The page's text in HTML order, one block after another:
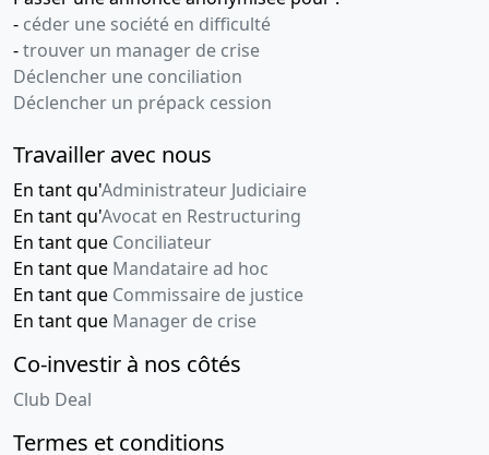
- céder une société en difficulté
-trouver un manager de crise
Déclencher une conciliation
Déclencher un prépack cession
Travailler avec nous
En tant qu'Administrateur Judiciaire
En tant qu'Avocat en Restructuring
En tant que Conciliateur
En tant que Mandataire ad hoc
En tant que Commissaire de justice
En tant que Manager de crise
Co-investir à nos côtés
Club Deal
Termes et conditions